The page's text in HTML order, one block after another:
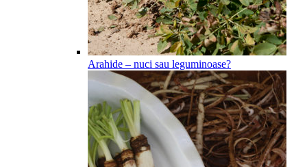
Arahide – nuci sau leguminoase?